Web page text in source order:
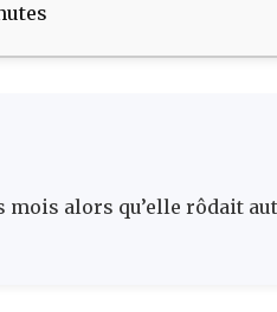
alors qu’elle rôdait